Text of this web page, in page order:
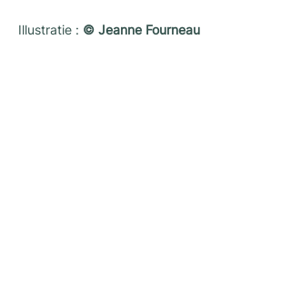
Illustratie : © Jeanne Fourneau